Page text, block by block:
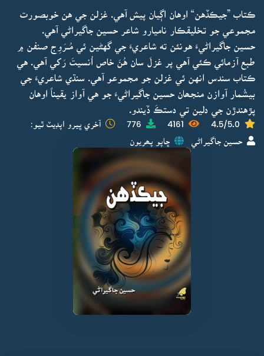
ڪتاب ”جيڪڏهن“ اوهان اڳيان پيش آهي. غزلن جي هن خوبصورت
مجموعي جو تخليقڪار ناميارو شاعر حسين جاگيراڻي آهي.
حسين جاگيراڻيءَ هونئن ته شاعريءَ جي گهڻين ئي مُــرَوِج صنفن ۾
طبع آزمائي ڪئي آهي پر غزلَ سان هُنَ خاص اُنسيتَ رَکي آهي. هي
ڪتاب سندس انهن ئي غزلن جو مجموعو آهي. سنڌي شاعريءَ جي
بيشُمار آوازن منجھان حسين جاگيراڻيءَ جو هي آواز يقيناً اوهان
پڙهندڙن جي دلين تي دستڪَ ڏيندو.
4.5/5.0
4161
776 آخري ڀيرو اپڊيٽ ٿيو:
حسين جاگيراڻي ڇاپو پھريون